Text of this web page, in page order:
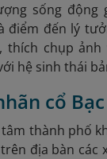
sống động
điểm đến lý
thích chụp
hệ sinh thái
cổ
thành phố
địa bàn các